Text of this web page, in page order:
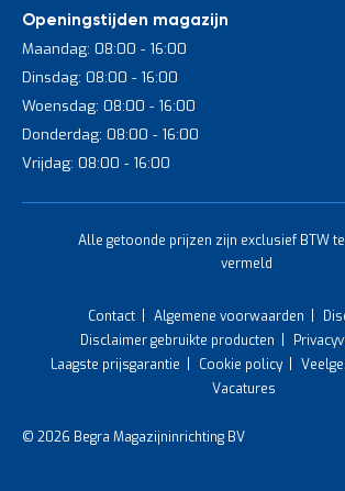
Openingstijden magazijn
Maandag: 08:00 - 16:00
Dinsdag: 08:00 - 16:00
Woensdag: 08:00 - 16:00
Donderdag: 08:00 - 16:00
Vrijdag: 08:00 - 16:00
Alle getoonde prijzen zijn exclusief BTW
vermeld
Contact Algemene voorwaarden
Disclaimer gebruikte producten
Laagste prijsgarantie
Cookie policy
Vacatures
© 2026 Begra Magazijninrichting BV